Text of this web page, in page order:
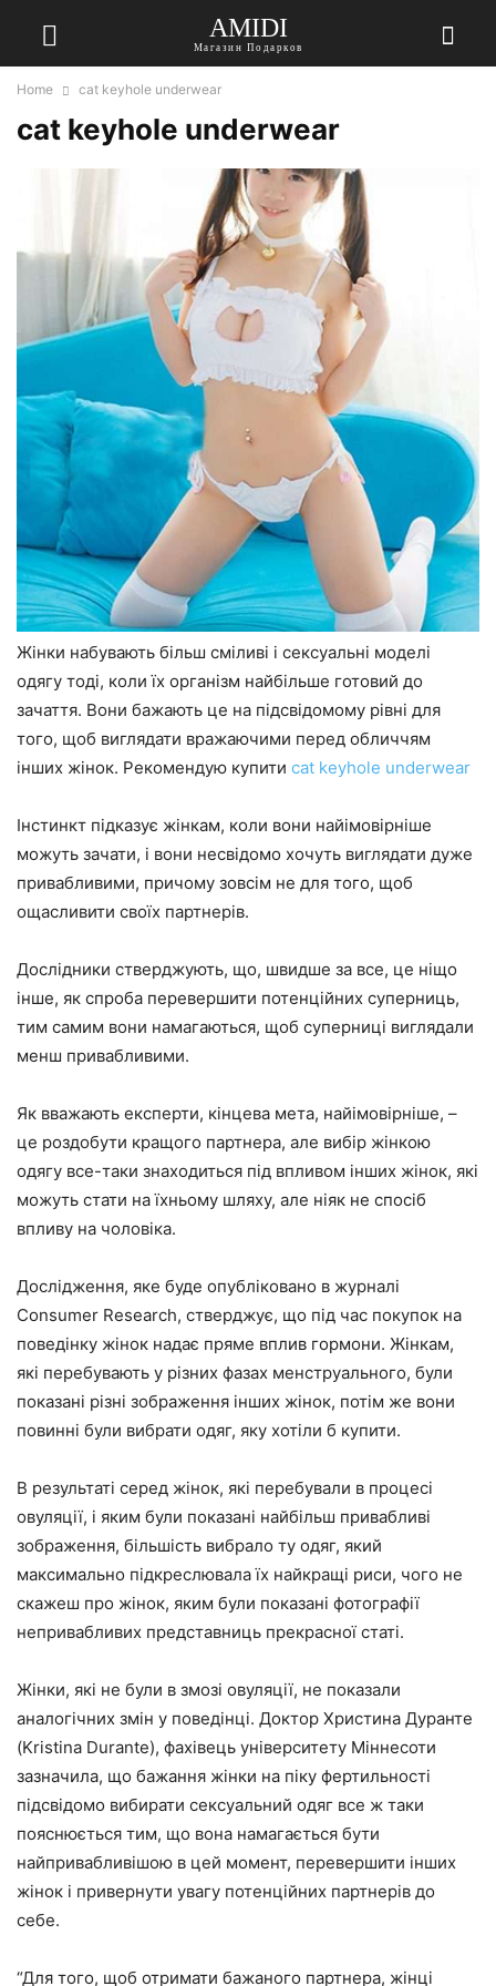
AMIDI
Магазин Подарков
Home cat keyhole underwear
cat keyhole underwear
Жінки набувають більш сміливі і сексуальні моделі
одягу тоді, коли їх організм найбільше готовий до
зачаття. Вони бажають це на підсвідомому рівні для
того, щоб виглядати вражаючими перед обличчям
інших жінок. Рекомендую купити cat keyhole underwear
Інстинкт підказує жінкам, коли вони найімовірніше
можуть зачати, і вони несвідомо хочуть виглядати дуже
привабливими, причому зовсім не для того, щоб
ощасливити своїх партнерів.
Дослідники стверджують, що, швидше за все, це ніщо
інше, як спроба перевершити потенційних суперниць,
тим самим вони намагаються, щоб суперниці виглядали
менш привабливими.
Як вважають експерти, кінцева мета, найімовірніше, –
це роздобути кращого партнера, але вибір жінкою
одягу все-таки знаходиться під впливом інших жінок, які
можуть стати на їхньому шляху, але ніяк не спосіб
впливу на чоловіка.
Дослідження, яке буде опубліковано в журналі
Consumer Research, стверджує, що під час покупок на
поведінку жінок надає пряме вплив гормони. Жінкам,
які перебувають у різних фазах менструального, були
показані різні зображення інших жінок, потім же вони
повинні були вибрати одяг, яку хотіли б купити.
В результаті серед жінок, які перебували в процесі
овуляції, і яким були показані найбільш привабливі
зображення, більшість вибрало ту одяг, який
максимально підкреслювала їх найкращі риси, чого не
скажеш про жінок, яким були показані фотографії
непривабливих представниць прекрасної статі.
Жінки, які не були в змозі овуляції, не показали
аналогічних змін у поведінці. Доктор Христина Дуранте
(Kristina Durante), фахівець університету Міннесоти
зазначила, що бажання жінки на піку фертильності
підсвідомо вибирати сексуальний одяг все ж таки
пояснюється тим, що вона намагається бути
найпривабливішою в цей момент, перевершити інших
жінок і привернути увагу потенційних партнерів до
себе.
“Для того, щоб отримати бажаного партнера, жінці